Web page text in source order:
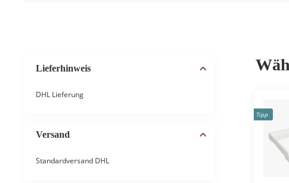
Lieferhinweis
DHL Lieferung
Versand
Standardversand DHL
Tipp